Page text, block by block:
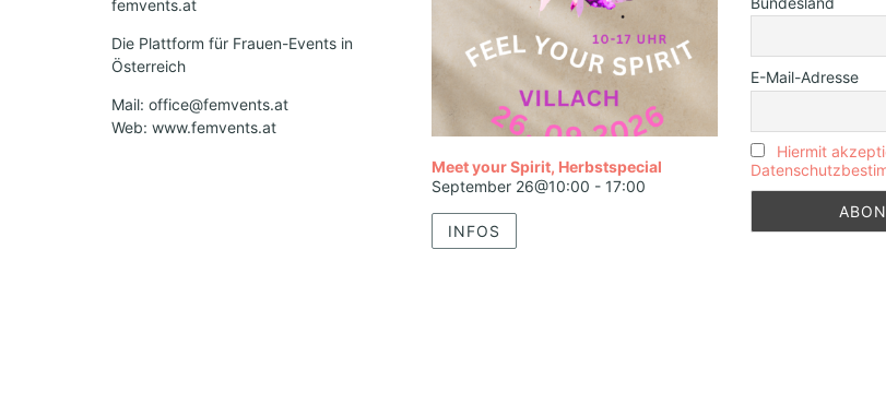
femvents.at
Die Plattform für Frauen-Events in
Österreich
Mail: office@femvents.at
Web: www.femvents.at
Meet your Spirit, Herbstspecial
September 26@10:00 - 17:00
INFOS
E-Mail-Adresse
Hiermit